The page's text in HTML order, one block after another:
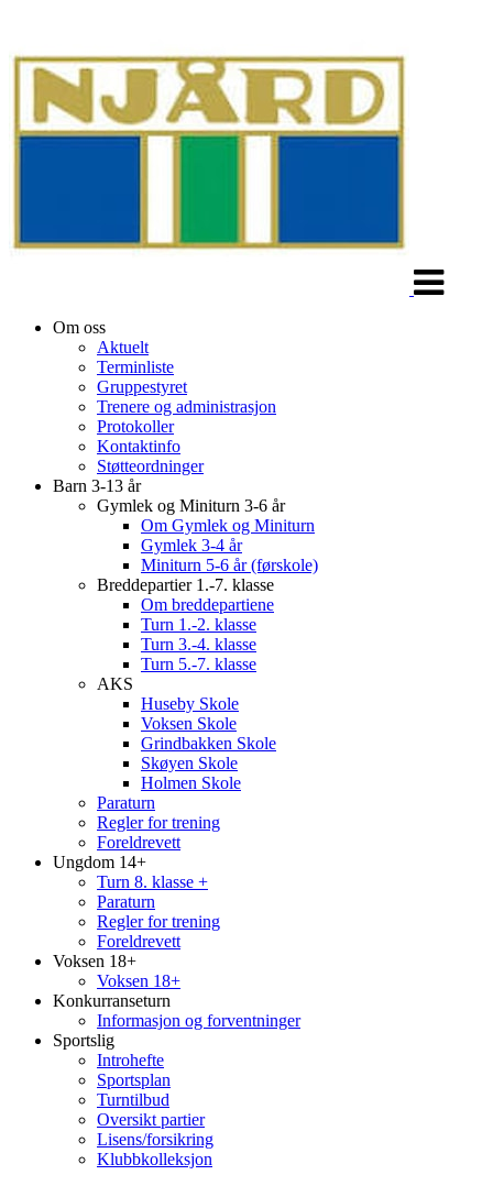
Om oss
Aktuelt
Terminliste
Gruppestyret
Trenere og administrasjon
Protokoller
Kontaktinfo
Støtteordninger
Barn 3-13 år
Gymlek og Miniturn 3-6 år
Om Gymlek og Miniturn
Gymlek 3-4 år
Miniturn 5-6 år (førskole)
Breddepartier 1.-7. klasse
Om breddepartiene
Turn 1.-2. klasse
Turn 3.-4. klasse
Turn 5.-7. klasse
AKS
Huseby Skole
Voksen Skole
Grindbakken Skole
Skøyen Skole
Holmen Skole
Paraturn
Regler for trening
Foreldrevett
Ungdom 14+
Turn 8. klasse +
Paraturn
Regler for trening
Foreldrevett
Voksen 18+
Voksen 18+
Konkurranseturn
Informasjon og forventninger
Sportslig
Introhefte
Sportsplan
Turntilbud
Oversikt partier
Lisens/forsikring
Klubbkolleksjon